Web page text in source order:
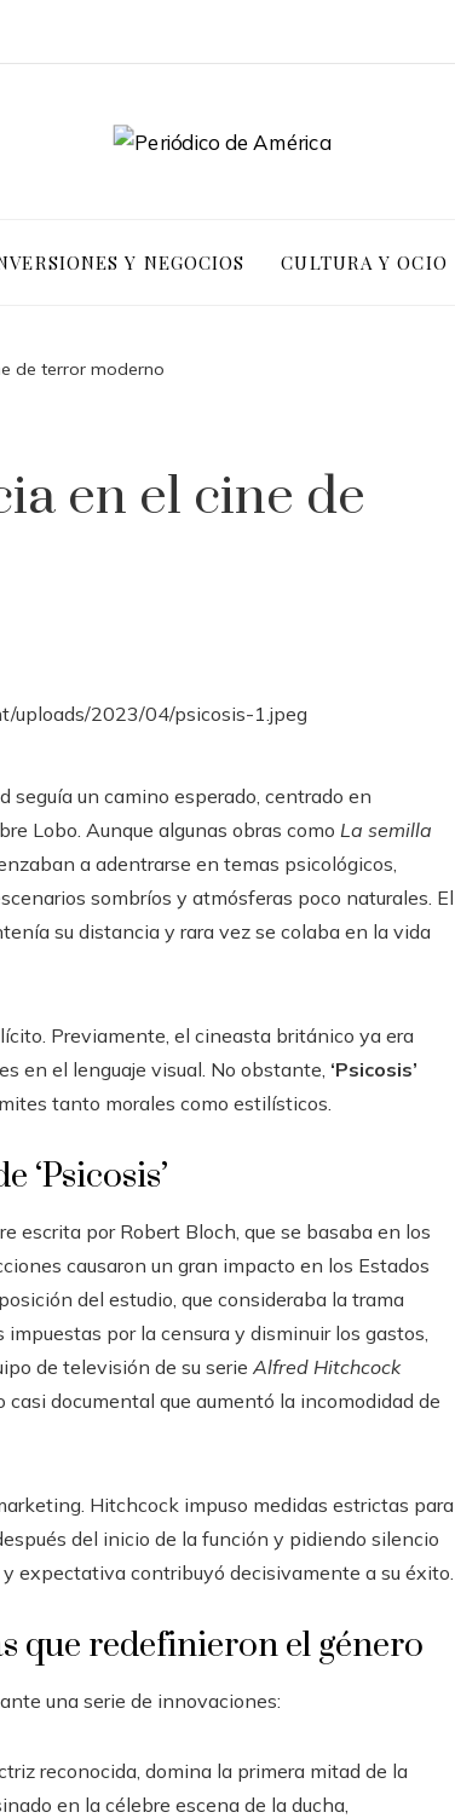
Y NEGOCIOS CULTURA Y OCIO
de terror moderno
en el cine de
seguía un camino esperado, centrado en
Lobo. Aunque algunas obras como La semilla
a adentrarse en temas psicológicos,
sombríos y atmósferas poco naturales. El
su distancia y rara vez se colaba en la vida
Previamente, el cineasta británico ya era
en el lenguaje visual. No obstante, ‘Psicosis’
tanto morales como estilísticos.
‘Psicosis’
escrita por Robert Bloch, que se basaba en los
causaron un gran impacto en los Estados
del estudio, que consideraba la trama
por la censura y disminuir los gastos,
de televisión de su serie Alfred Hitchcock
documental que aumentó la incomodidad de
Hitchcock impuso medidas estrictas para
del inicio de la función y pidiendo silencio
expectativa contribuyó decisivamente a su éxito.
que redefinieron el género
una serie de innovaciones:
reconocida, domina la primera mitad de la
en la célebre escena de la ducha,